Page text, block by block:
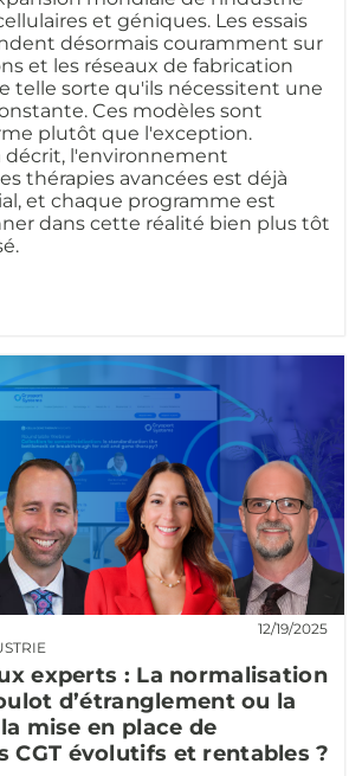
et géniques. Les essais
désormais couramment sur
et les réseaux de fabrication
telle sorte qu'ils nécessitent une
Ces modèles sont
plutôt que l'exception.
décrit, l'environnement
thérapies avancées est déjà
et chaque programme est
dans cette réalité bien plus tôt
12/19/2025
experts : La normalisation
d’étranglement ou la
mise en place de
CGT évolutifs et rentables ?